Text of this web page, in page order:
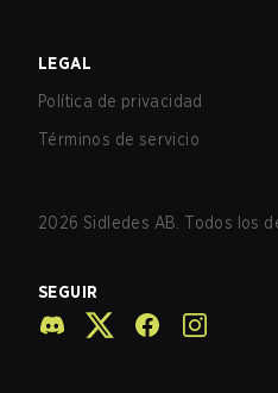
LEGAL
Política de privacidad
Términos de servicio
2026 Sidledes AB. Todos los
SEGUIR